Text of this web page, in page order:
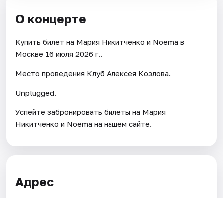
О концерте
Купить билет на Мария Никитченко и Noema в
Москве 16 июля 2026 г..
Место проведения Клуб Алексея Козлова.
Unplugged.
Успейте забронировать билеты на Мария
Никитченко и Noema на нашем сайте.
Адрес